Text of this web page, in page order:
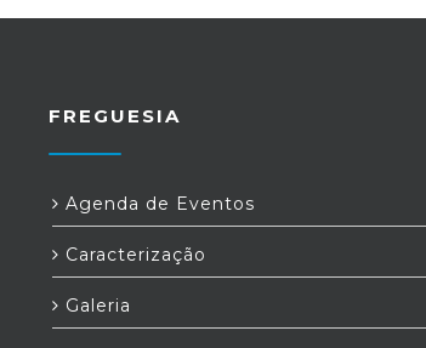
FREGUESIA
Agenda de Eventos
Caracterização
Galeria